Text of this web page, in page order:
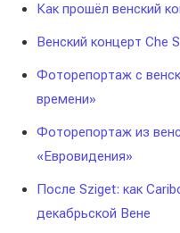
Как прошёл венский
Венский концерт Che
Фоторепортаж с
времени»
Фоторепортаж из
«Евровидения»
После Sziget: как
декабрьской Вене